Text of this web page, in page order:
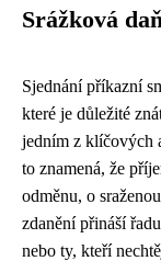
Srážková
Sjednání příkazní
které je důležité
jedním z klíčových
to znamená, že
odměnu, o
zdanění přináší
nebo ty, kteří